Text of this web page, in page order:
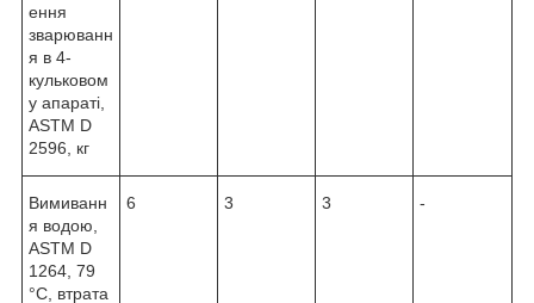
ення
зварюванн
я в 4-
кульковом
у апараті,
ASTM D
2596, кг
Вимиванн
я водою,
ASTM D
1264, 79
°C, втрата
6 3 3 -